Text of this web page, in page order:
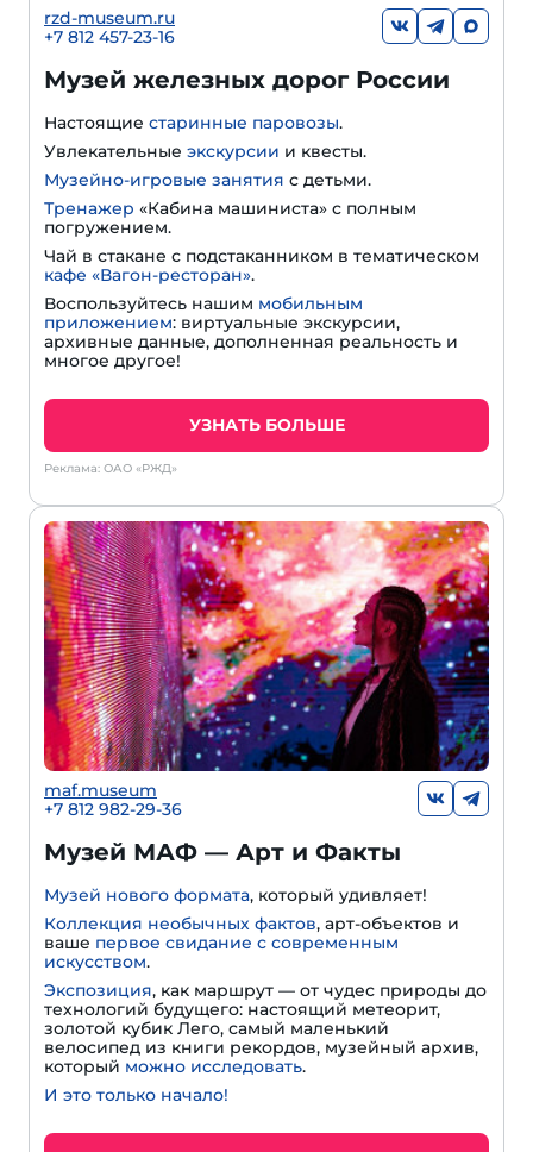
rzd-museum.ru
+7 812 457-23-16
Музей железных дорог России
Настоящие старинные паровозы.
Увлекательные экскурсии и квесты.
Музейно-игровые занятия с детьми.
Тренажер «Кабина машиниста» с полным
погружением.
Чай в стакане с подстаканником в тематическом
кафе «Вагон-ресторан».
Воспользуйтесь нашим мобильным
приложением: виртуальные экскурсии,
архивные данные, дополненная реальность и
многое другое!
УЗНАТЬ БОЛЬШЕ
Реклама: ОАО «РЖД»
maf.museum
+7 812 982-29-36
Музей МАФ — Арт и Факты
Музей нового формата, который удивляет!
Коллекция необычных фактов, арт-объектов и
ваше первое свидание с современным
искусством.
Экспозиция, как маршрут — от чудес природы до
технологий будущего: настоящий метеорит,
золотой кубик Лего, самый маленький
велосипед из книги рекордов, музейный архив,
который можно исследовать.
И это только начало!